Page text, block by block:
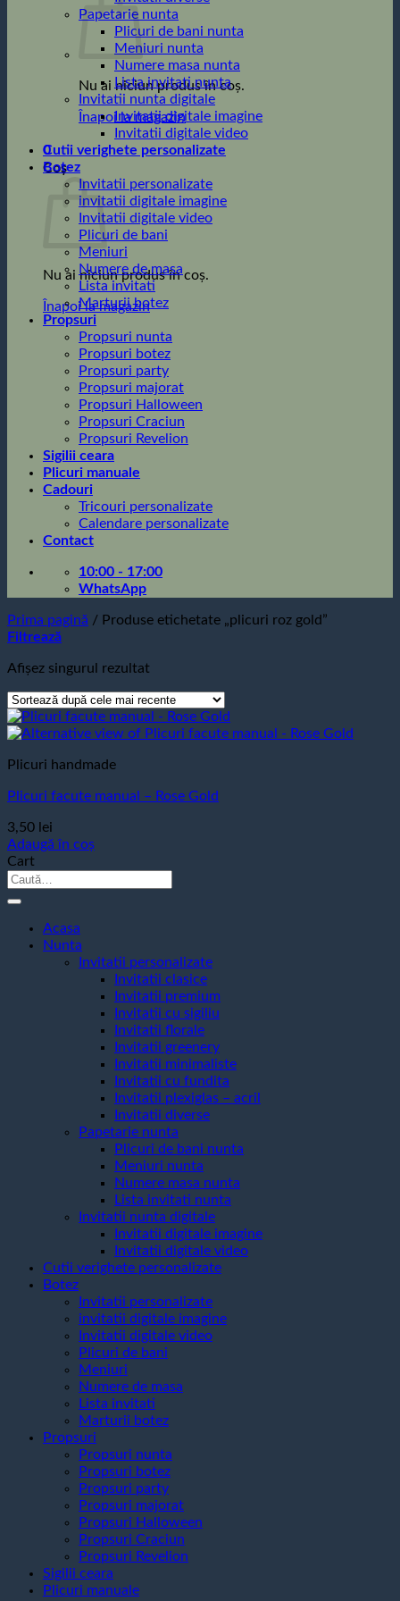
Nu ai niciun produs în coș.
Înapoi la magazin
0
Coș
Nu ai niciun produs în coș.
Înapoi la magazin
Papetarie nunta
Plicuri de bani nunta
Meniuri nunta
Numere masa nunta
Lista invitati nunta
Invitatii nunta digitale
Invitatii digitale imagine
Invitatii digitale video
Cutii verighete personalizate
Botez
Invitatii personalizate
invitatii digitale imagine
Invitatii digitale video
Plicuri de bani
Meniuri
Numere de masa
Lista invitati
Marturii botez
Propsuri
Propsuri nunta
Propsuri botez
Propsuri party
Propsuri majorat
Propsuri Halloween
Propsuri Craciun
Propsuri Revelion
Sigilii ceara
Plicuri manuale
Cadouri
Tricouri personalizate
Calendare personalizate
Contact
10:00 - 17:00
WhatsApp
Prima pagină / Produse etichetate „plicuri roz gold”
Filtrează
Afișez singurul rezultat
Plicuri handmade
Plicuri facute manual – Rose Gold
3,50 lei
Adaugă în coș
Cart
Caută
Acasa
Nunta
Invitatii personalizate
Invitatii clasice
Invitatii premium
Invitatii cu sigiliu
Invitatii florale
Invitatii greenery
Invitatii minimaliste
Invitatii cu fundita
Invitatii plexiglas – acril
Invitatii diverse
Papetarie nunta
Plicuri de bani nunta
Meniuri nunta
Numere masa nunta
Lista invitati nunta
Invitatii nunta digitale
Invitatii digitale imagine
Invitatii digitale video
Cutii verighete personalizate
Botez
Invitatii personalizate
invitatii digitale imagine
Invitatii digitale video
Plicuri de bani
Meniuri
Numere de masa
Lista invitati
Marturii botez
Propsuri
Propsuri nunta
Propsuri botez
Propsuri party
Propsuri majorat
Propsuri Halloween
Propsuri Craciun
Propsuri Revelion
Sigilii ceara
Plicuri manuale